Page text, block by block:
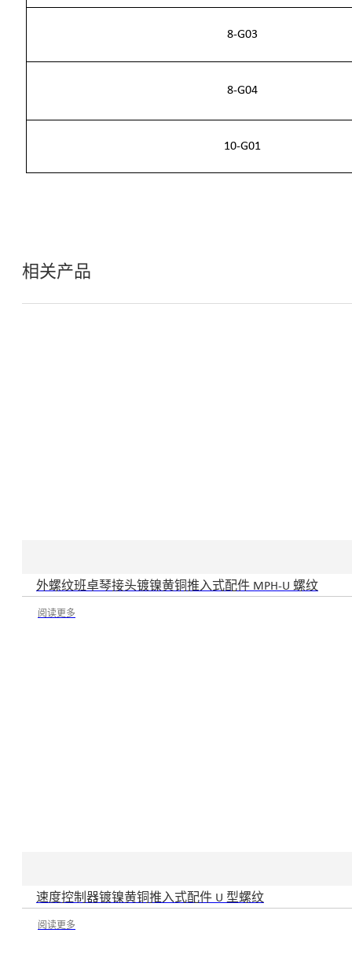
8-G03
8-G04
10-G01
相关产品
外螺纹班卓琴接头镀镍黄铜推入式配件 MPH-U 螺纹
阅读更多
速度控制器镀镍黄铜推入式配件 U 型螺纹
阅读更多